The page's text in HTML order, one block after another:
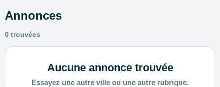
Annonces
0 trouvées
Aucune annonce trouvée
Essayez une autre ville ou une autre rubrique.